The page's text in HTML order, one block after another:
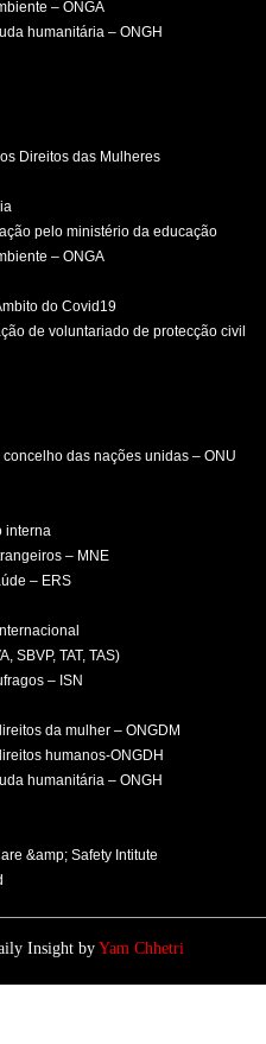
– ONGA
humanitária – ONGH
Direitos das Mulheres
pelo ministério da educação
– ONGA
do Covid19
de voluntariado de protecção civil
das nações unidas – ONU
interna
– MNE
– ERS
SBVP, TAT, TAS)
– ISN
da mulher – ONGDM
humanos-ONGDH
humanitária – ONGH
&amp; Safety Intitute
Insight byYam Chhetri